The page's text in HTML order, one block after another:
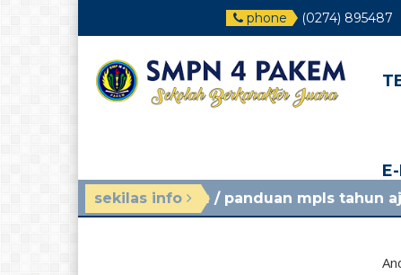
phone (0274) 895487
sekilas info
yang lalu/ panduan mpls tahun ajaran 2026/